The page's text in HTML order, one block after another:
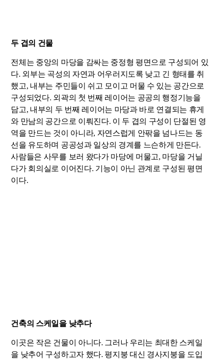
두 겹의 건물
전체는 중앙의 마당을 감싸는 중정형 평면으로 구성되어 있
다. 외부는 곡성의 자연과 어우러지도록 낮고 긴 형태를 취
했고, 내부는 주민들이 쉬고 모이고 머물 수 있는 공간으로
구성되었다. 외곽의 첫 번째 레이어는 공공의 행정기능을
담고, 내부의 두 번째 레이어는 마당과 바로 연결되는 휴게
와 만남의 공간으로 이뤄진다. 이 두 겹의 구성이 단절된 영
역을 만드는 것이 아니라, 자연스럽게 안팎을 넘나드는 동
선을 유도하며 공공성과 일상의 경계를 느슨하게 만든다.
사람들은 사무를 보러 왔다가 마당에 머물고, 마당을 거닐
다가 회의실로 이어진다. 기능이 아닌 관계로 구성된 평면
이다.
건축의 스케일을 낮추다
이곳은 작은 건물이 아니다. 그러나 우리는 최대한 스케일
을 낮추어 구성하고자 했다. 평지붕 대신 경사지붕을 도입